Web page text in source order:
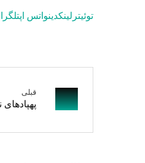
توئیتر لینکدینواتس اپ
قبلی